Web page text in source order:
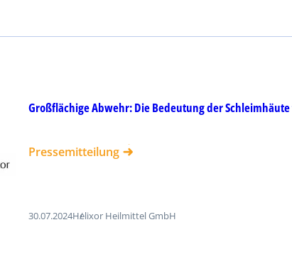
30.07.2024Helixor Heilmittel GmbH
Großflächige Abwehr: Die Bedeutung der
Pressemitteilung